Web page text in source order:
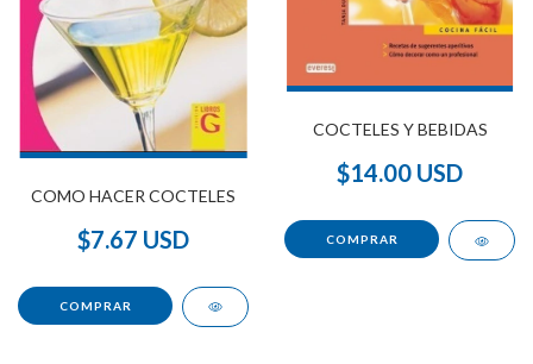
COMO HACER COCTELES
$7.67 USD
COCTELES Y BEBIDAS
$14.00 USD